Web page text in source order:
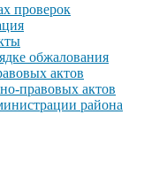
проверок
обжалования
актов
правовых актов
района